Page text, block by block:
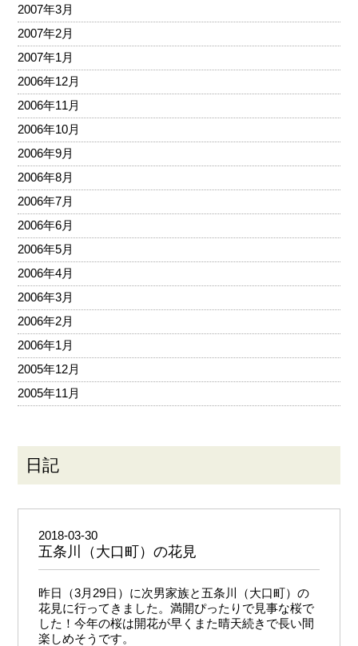
2007年3月
2007年2月
2007年1月
2006年12月
2006年11月
2006年10月
2006年9月
2006年8月
2006年7月
2006年6月
2006年5月
2006年4月
2006年3月
2006年2月
2006年1月
2005年12月
2005年11月
日記
2018-03-30
五条川（大口町）の花見
昨日（3月29日）に次男家族と五条川（大口町）の
花見に行ってきました。満開ぴったりで見事な桜で
した！今年の桜は開花が早くまた晴天続きで長い間
楽しめそうです。